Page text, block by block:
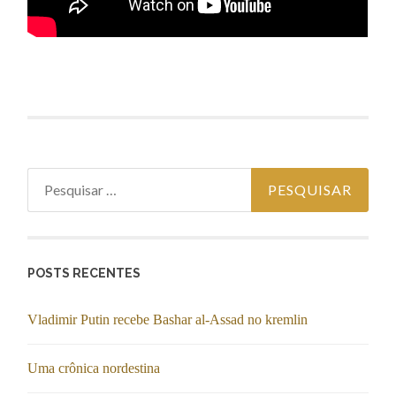
POSTS RECENTES
Vladimir Putin recebe Bashar al-Assad no kremlin
Uma crônica nordestina